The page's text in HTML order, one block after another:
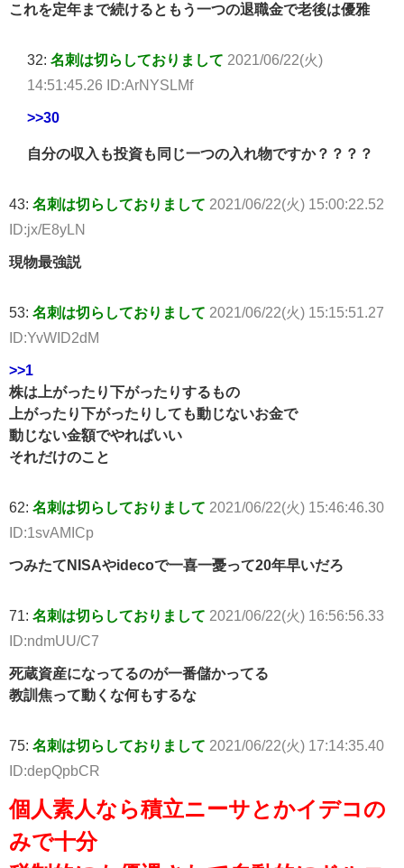
これを定年まで続けるともう一つの退職金で老後は優雅
32: 名刺は切らしておりまして 2021/06/22(火)
14:51:45.26 ID:ArNYSLMf
>>30
自分の収入も投資も同じ一つの入れ物ですか？？？？
43: 名刺は切らしておりまして 2021/06/22(火) 15:00:22.52
ID:jx/E8yLN
現物最強説
53: 名刺は切らしておりまして 2021/06/22(火) 15:15:51.27
ID:YvWID2dM
>>1
株は上がったり下がったりするもの
上がったり下がったりしても動じないお金で
動じない金額でやればいい
それだけのこと
62: 名刺は切らしておりまして 2021/06/22(火) 15:46:46.30
ID:1svAMICp
つみたてNISAやidecoで一喜一憂って20年早いだろ
71: 名刺は切らしておりまして 2021/06/22(火) 16:56:56.33
ID:ndmUU/C7
死蔵資産になってるのが一番儲かってる
教訓焦って動くな何もするな
75: 名刺は切らしておりまして 2021/06/22(火) 17:14:35.40
ID:depQpbCR
個人素人なら積立ニーサとかイデコの
みで十分